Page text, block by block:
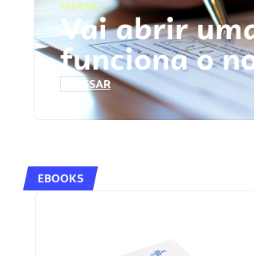
FEDERAL
Vai abrir
funciona o
ACESSAR
EBOOKS